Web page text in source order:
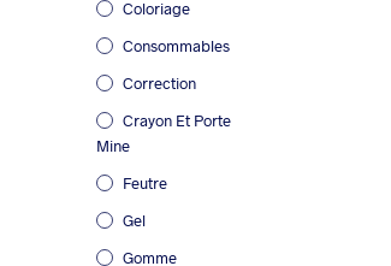
Coloriage
Consommables
Correction
Crayon Et Porte
Mine
Feutre
Gel
Gomme